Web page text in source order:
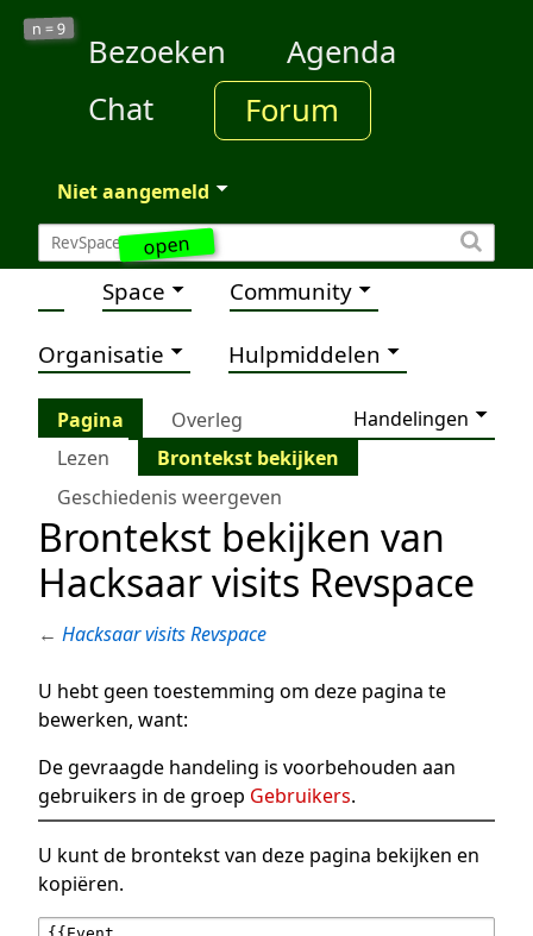
open
n =9
Bezoeken
Agenda
Chat
Forum
Niet aangemeld
Space Community
Organisatie Hulpmiddelen
Pagina Overleg
Handelingen
Lezen
Brontekst bekijken
Geschiedenis weergeven
Brontekst bekijken van
Hacksaar visits Revspace
← Hacksaar visits Revspace
U hebt geen toestemming om deze pagina te
bewerken, want:
De gevraagde handeling is voorbehouden aan
gebruikers in de groep Gebruikers.
U kunt de brontekst van deze pagina bekijken en
kopiëren.